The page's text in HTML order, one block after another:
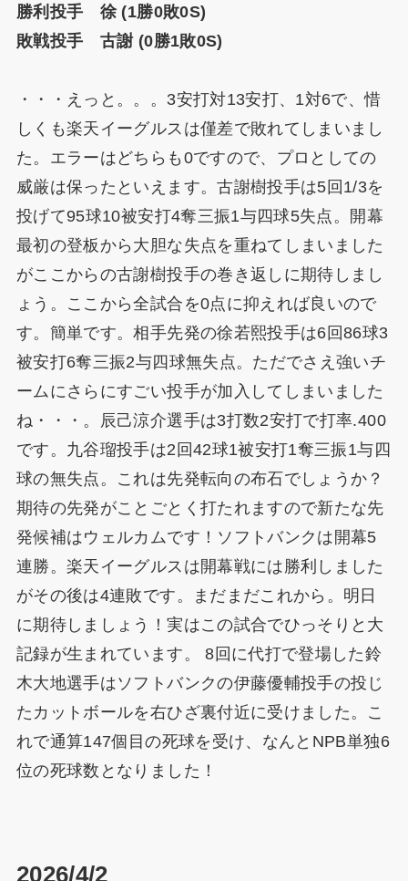
勝利投手 徐 (1勝0敗0S)
敗戦投手 古謝 (0勝1敗0S)
・・・えっと。。。3安打対13安打、1対6で、惜
しくも楽天イーグルスは僅差で敗れてしまいまし
た。エラーはどちらも0ですので、プロとしての
威厳は保ったといえます。古謝樹投手は5回1/3を
投げて95球10被安打4奪三振1与四球5失点。開幕
最初の登板から大胆な失点を重ねてしまいました
がここからの古謝樹投手の巻き返しに期待しまし
ょう。ここから全試合を0点に抑えれば良いので
す。簡単です。相手先発の徐若熙投手は6回86球3
被安打6奪三振2与四球無失点。ただでさえ強いチ
ームにさらにすごい投手が加入してしまいました
ね・・・。辰己涼介選手は3打数2安打で打率.400
です。九谷瑠投手は2回42球1被安打1奪三振1与四
球の無失点。これは先発転向の布石でしょうか？
期待の先発がことごとく打たれますので新たな先
発候補はウェルカムです！ソフトバンクは開幕5
連勝。楽天イーグルスは開幕戦には勝利しました
がその後は4連敗です。まだまだこれから。明日
に期待しましょう！実はこの試合でひっそりと大
記録が生まれています。 8回に代打で登場した鈴
木大地選手はソフトバンクの伊藤優輔投手の投じ
たカットボールを右ひざ裏付近に受けました。こ
れで通算147個目の死球を受け、なんとNPB単独6
位の死球数となりました！
2026/4/2